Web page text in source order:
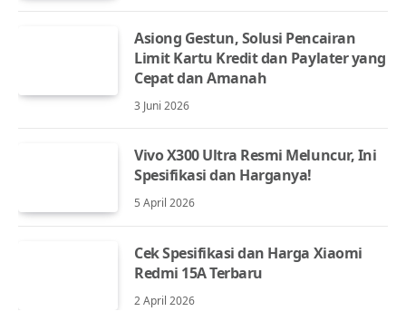
Asiong Gestun, Solusi Pencairan
Limit Kartu Kredit dan Paylater yang
Cepat dan Amanah
3 Juni 2026
Vivo X300 Ultra Resmi Meluncur, Ini
Spesifikasi dan Harganya!
5 April 2026
Cek Spesifikasi dan Harga Xiaomi
Redmi 15A Terbaru
2 April 2026